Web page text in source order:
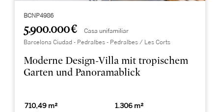
BCNP4986
5.900.000 € Casa unifamiliar
Barcelona Ciudad - Pedralbes - Pedralbes / Les Corts
Moderne Design-Villa mit tropischem
Garten und Panoramablick
710,49 m² 1.306 m²